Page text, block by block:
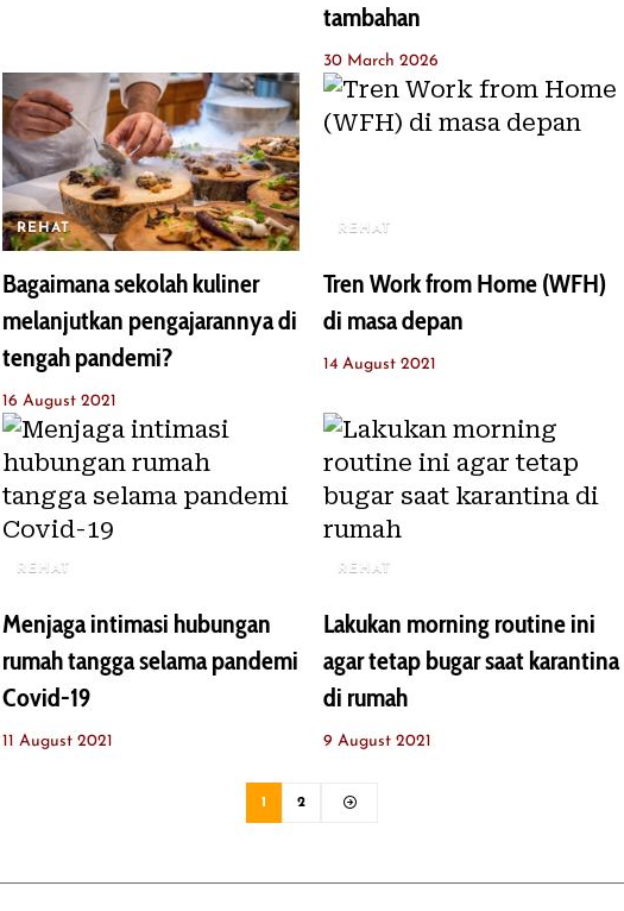
tambahan
30 March 2026
REHAT
Bagaimana sekolah kuliner
melanjutkan pengajarannya di
tengah pandemi?
16 August 2021
REHAT
Tren Work from Home (WFH)
di masa depan
14 August 2021
REHAT
Menjaga intimasi hubungan
rumah tangga selama pandemi
Covid-19
11 August 2021
REHAT
Lakukan morning routine ini
agar tetap bugar saat karantina
di rumah
9 August 2021
1 2